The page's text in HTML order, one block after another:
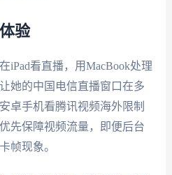
验
iPad看直播，用MacBook处理
她的中国电信直播窗口在多
卓手机看腾讯视频海外限制
先保障视频流量，即便后台
帧现象。